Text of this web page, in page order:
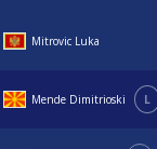
Mitrovic Luka
Mende Dimitrioski L